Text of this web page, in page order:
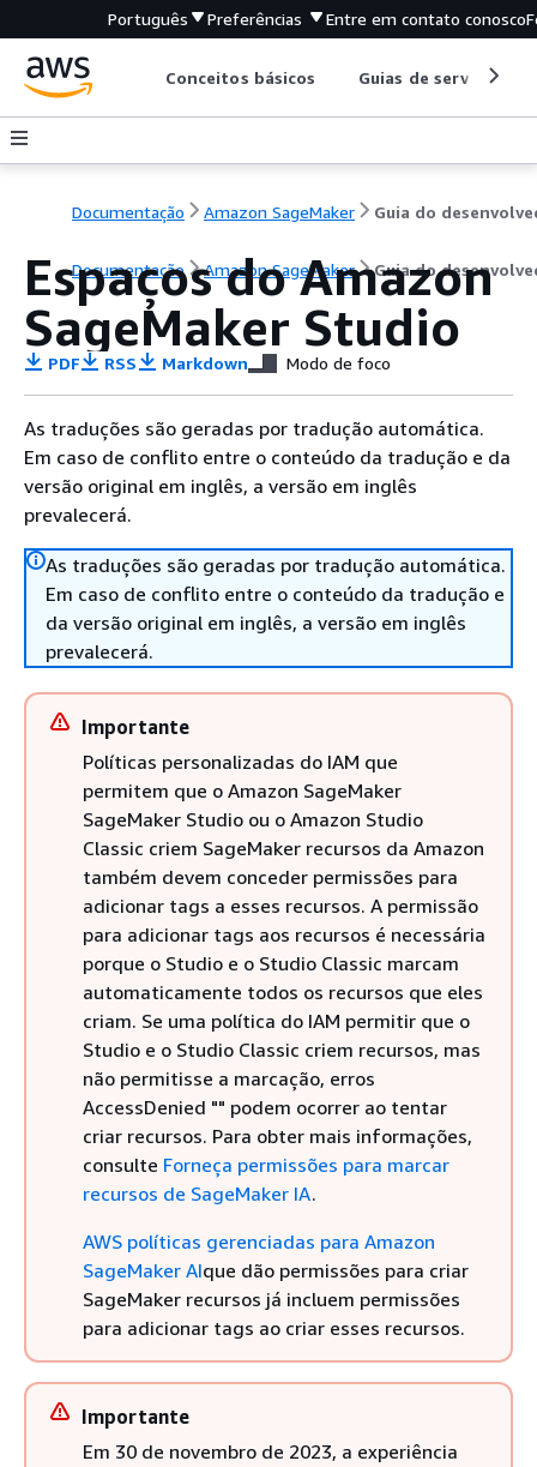
Português Preferências Entre em contato conosco
Conceitos básicos Guias de serviço
Documentação Amazon SageMaker
Documentação Amazon SageMaker Guia do
Espaços do Amazon
SageMaker Studio
PDF RSS Markdown Modo de foco
As traduções são geradas por tradução automática.
Em caso de conflito entre o conteúdo da tradução e da
versão original em inglês, a versão em inglês
prevalecerá.
As traduções são geradas por tradução automática.
Em caso de conflito entre o conteúdo da tradução e
da versão original em inglês, a versão em inglês
prevalecerá.
Importante
Políticas personalizadas do IAM que
permitem que o Amazon SageMaker
SageMaker Studio ou o Amazon Studio
Classic criem SageMaker recursos da Amazon
também devem conceder permissões para
adicionar tags a esses recursos. A permissão
para adicionar tags aos recursos é necessária
porque o Studio e o Studio Classic marcam
automaticamente todos os recursos que eles
criam. Se uma política do IAM permitir que o
Studio e o Studio Classic criem recursos, mas
não permitisse a marcação, erros
AccessDenied "" podem ocorrer ao tentar
criar recursos. Para obter mais informações,
consulte Forneça permissões para marcar
recursos de SageMaker IA.
AWS políticas gerenciadas para Amazon
SageMaker AIque dão permissões para criar
SageMaker recursos já incluem permissões
para adicionar tags ao criar esses recursos.
Importante
Em 30 de novembro de 2023, a experiência